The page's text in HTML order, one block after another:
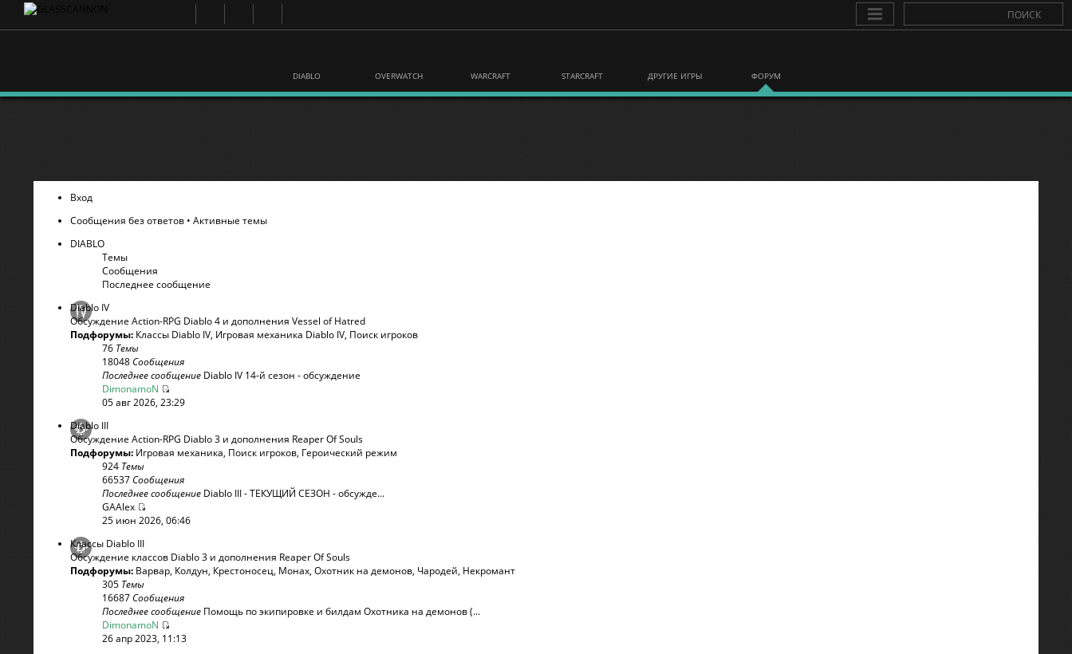
DIABLO OVERWATCH WARCRAFT STARCRAFT ДРУГИЕ ИГРЫ ФОРУМ
Вход
Сообщения без ответов • Активные темы
DIABLO
Темы
Сообщения
Последнее сообщение
Diablo IV
Обсуждение Action-RPG Diablo 4 и дополнения Vessel of Hatred
Подфорумы: Классы Diablo IV, Игровая механика Diablo IV, Поиск игроков
76 Темы
18048Сообщения
Последнее сообщение Diablo IV 14-й сезон - обсуждение
DimonamoN
05 авг 2026, 23:29
Diablo III
Обсуждение Action-RPG Diablo 3 и дополнения Reaper Of Souls
Подфорумы: Игровая механика, Поиск игроков, Героический режим
924 Темы
66537Сообщения
Последнее сообщение Diablo III - ТЕКУЩИЙ СЕЗОН - обсужде...
GAAlex
25 июн 2026, 06:46
Классы Diablo III
Обсуждение классов Diablo 3 и дополнения Reaper Of Souls
Подфорумы: Варвар, Колдун, Крестоносец, Монах, Охотник на демонов, Чародей, Некромант
305 Темы
16687Сообщения
Последнее сообщение Помощь по экипировке и билдам Охотника на демонов (...
DimonamoN
26 апр 2023, 11:13